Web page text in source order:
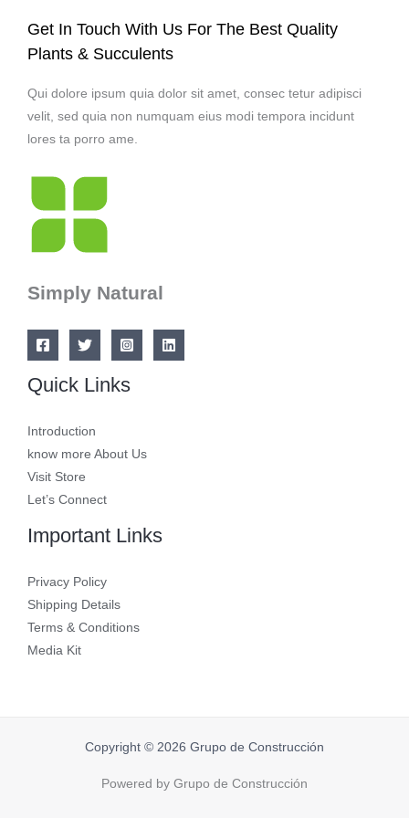
x
o
Get In Touch With Us For The Best Quality
Plants & Succulents
Qui dolore ipsum quia dolor sit amet, consec tetur adipisci
velit, sed quia non numquam eius modi tempora incidunt
lores ta porro ame.
Simply Natural
Quick Links
Introduction
know more About Us
Visit Store
Let’s Connect
Important Links
Privacy Policy
Shipping Details
Terms & Conditions
Media Kit
Copyright © 2026 Grupo de Construcción
Powered by Grupo de Construcción